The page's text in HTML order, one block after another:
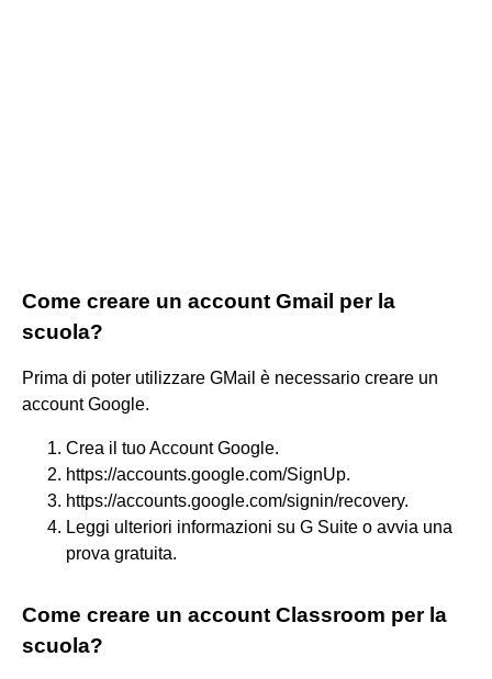
Come creare un account Gmail per la
scuola?
Prima di poter utilizzare GMail è necessario creare un
account Google.
Crea il tuo Account Google.
https://accounts.google.com/SignUp.
https://accounts.google.com/signin/recovery.
Leggi ulteriori informazioni su G Suite o avvia una
prova gratuita.
Come creare un account Classroom per la
scuola?